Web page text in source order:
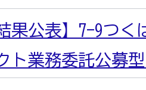
果公表】7-9つ
ト業務委託公募